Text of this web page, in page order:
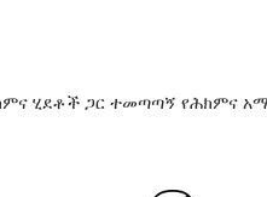
ሂደቶች ጋር ተመጣጣኝ የሕክምና